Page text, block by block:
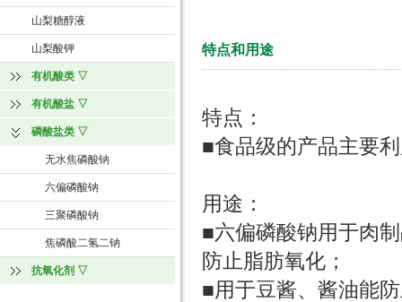
山梨糖醇液
山梨酸钾
有机酸类 ▽
有机酸盐 ▽
磷酸盐类 ▽
无水焦磷酸钠
六偏磷酸钠
三聚磷酸钠
焦磷酸二氢二钠
抗氧化剂 ▽
特点和用途
特点：
■食品级的产品主要
用途：
■六偏磷酸钠用于肉
防止脂肪氧化；
■用于豆酱、酱油能